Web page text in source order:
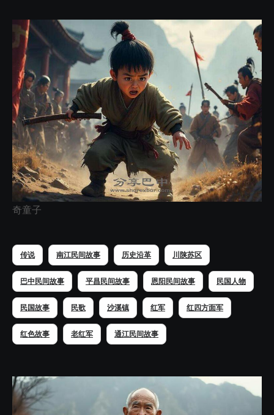
奇童子
传说 南江民间故事 历史沿革 川陕苏区
巴中民间故事 平昌民间故事 恩阳民间故事 民国人物
民国故事 民歌 沙溪镇 红军 红四方面军
红色故事 老红军 通江民间故事